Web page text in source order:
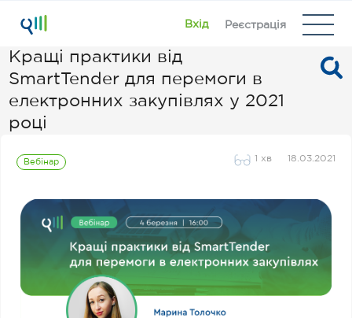
Вхід Реєстрація
Кращі практики від
SmartTender для перемоги в
електронних закупівлях у 2021
році
Вебінар 1 хв 18.03.2021